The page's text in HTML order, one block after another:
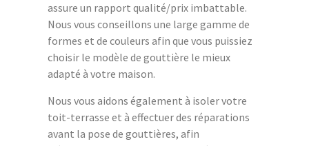
assure un rapport qualité/prix imbattable.
Nous vous conseillons une large gamme de
formes et de couleurs afin que vous puissiez
choisir le modèle de gouttière le mieux
adapté à votre maison.
Nous vous aidons également à isoler votre
toit-terrasse et à effectuer des réparations
avant la pose de gouttières, afin